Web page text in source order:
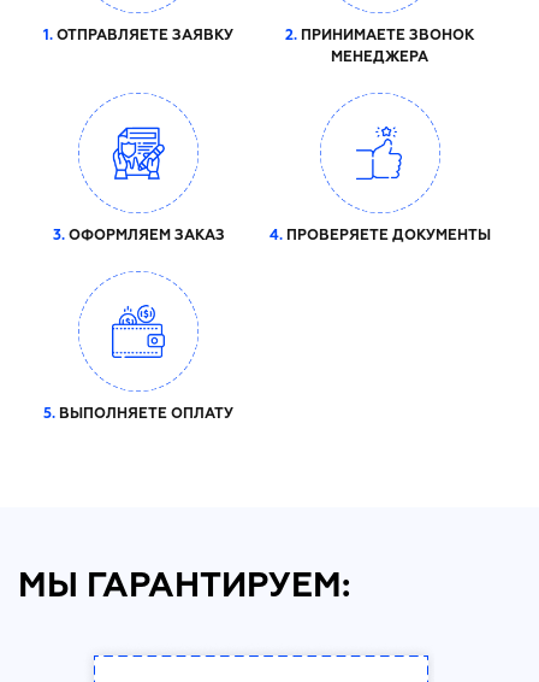
1. ОТПРАВЛЯЕТЕ ЗАЯВКУ 2. ПРИНИМАЕТЕ ЗВОНОК
МЕНЕДЖЕРА
3.ОФОРМЛЯЕМ ЗАКАЗ 4.ПРОВЕРЯЕТЕ ДОКУМЕНТЫ
5. ВЫПОЛНЯЕТЕ ОПЛАТУ
МЫ ГАРАНТИРУЕМ: